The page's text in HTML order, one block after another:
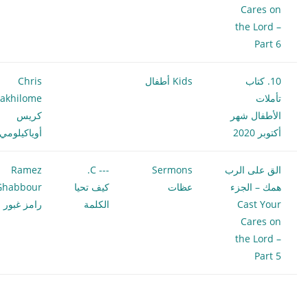
Cares on
the Lord –
Part 6
10. كتاب
تأملات
الأطفال شهر
أكتوبر 2020
Kids أطفال
Chris
كريس
الق على الرب
همك – الجزء
Cast Your
Cares on
the Lord –
Part 5
Sermons
عظات
--- C.
كيف تحيا
الكلمة
Ramez
رامز غبور